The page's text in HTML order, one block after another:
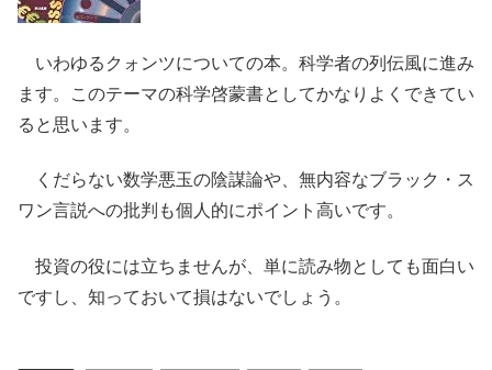
いわゆるクォンツについての本。科学者の列伝風に進み
ます。このテーマの科学啓蒙書としてかなりよくできてい
ると思います。
くだらない数学悪玉の陰謀論や、無内容なブラック・ス
ワン言説への批判も個人的にポイント高いです。
投資の役には立ちませんが、単に読み物としても面白い
ですし、知っておいて損はないでしょう。